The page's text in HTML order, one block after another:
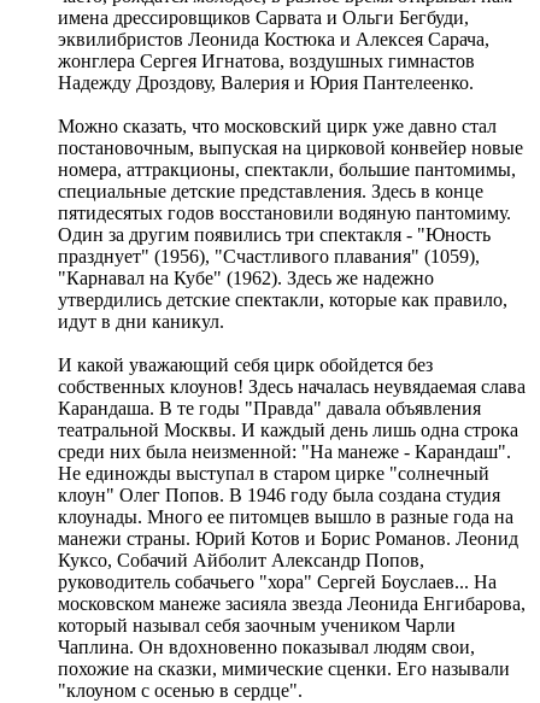
имена дрессировщиков Сарвата и Ольги Бегбуди,
эквилибристов Леонида Костюка и Алексея Сарача,
жонглера Сергея Игнатова, воздушных гимнастов
Надежду Дроздову, Валерия и Юрия Пантелеенко.
Можно сказать, что московский цирк уже давно стал
постановочным, выпуская на цирковой конвейер новые
номера, аттракционы, спектакли, большие пантомимы,
специальные детские представления. Здесь в конце
пятидесятых годов восстановили водяную пантомиму.
Один за другим появились три спектакля - "Юность
празднует" (1956), "Счастливого плавания" (1059),
"Карнавал на Кубе" (1962). Здесь же надежно
утвердились детские спектакли, которые как правило,
идут в дни каникул.
И какой уважающий себя цирк обойдется без
собственных клоунов! Здесь началась неувядаемая слава
Карандаша. В те годы "Правда" давала объявления
театральной Москвы. И каждый день лишь одна строка
среди них была неизменной: "На манеже - Карандаш".
Не единожды выступал в старом цирке "солнечный
клоун" Олег Попов. В 1946 году была создана студия
клоунады. Много ее питомцев вышло в разные года на
манежи страны. Юрий Котов и Борис Романов. Леонид
Куксо, Собачий Айболит Александр Попов,
руководитель собачьего "хора" Сергей Боуслаев... На
московском манеже засияла звезда Леонида Енгибарова,
который называл себя заочным учеником Чарли
Чаплина. Он вдохновенно показывал людям свои,
похожие на сказки, мимические сценки. Его называли
"клоуном с осенью в сердце".